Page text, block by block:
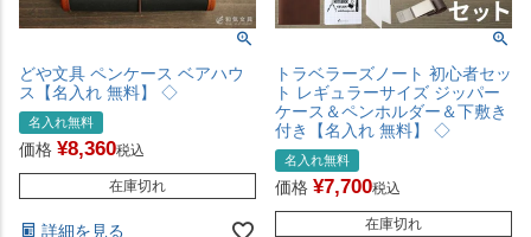
どや文具 ペンケース ベアハウ
ス【名入れ 無料】 ◇
名入れ無料
価格 ¥8,360税込
在庫切れ
詳細を見る
トラベラーズノート 初心者セッ
ト レギュラーサイズ ジッパー
ケース＆ペンホルダー＆下敷き
付き【名入れ 無料】 ◇
名入れ無料
価格 ¥7,700税込
在庫切れ